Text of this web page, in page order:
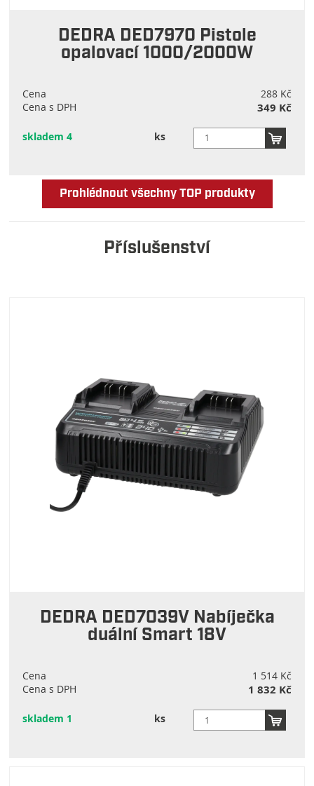
DEDRA DED7970 Pistole
opalovací 1000/2000W
Cena
288 Kč
Cena s DPH
349 Kč
skladem 4 ks
Prohlédnout všechny TOP produkty
Příslušenství
DEDRA DED7039V Nabíječka
duální Smart 18V
Cena
1 514 Kč
Cena s DPH
1 832 Kč
skladem 1 ks